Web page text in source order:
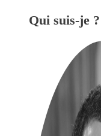
Qui suis-je ?